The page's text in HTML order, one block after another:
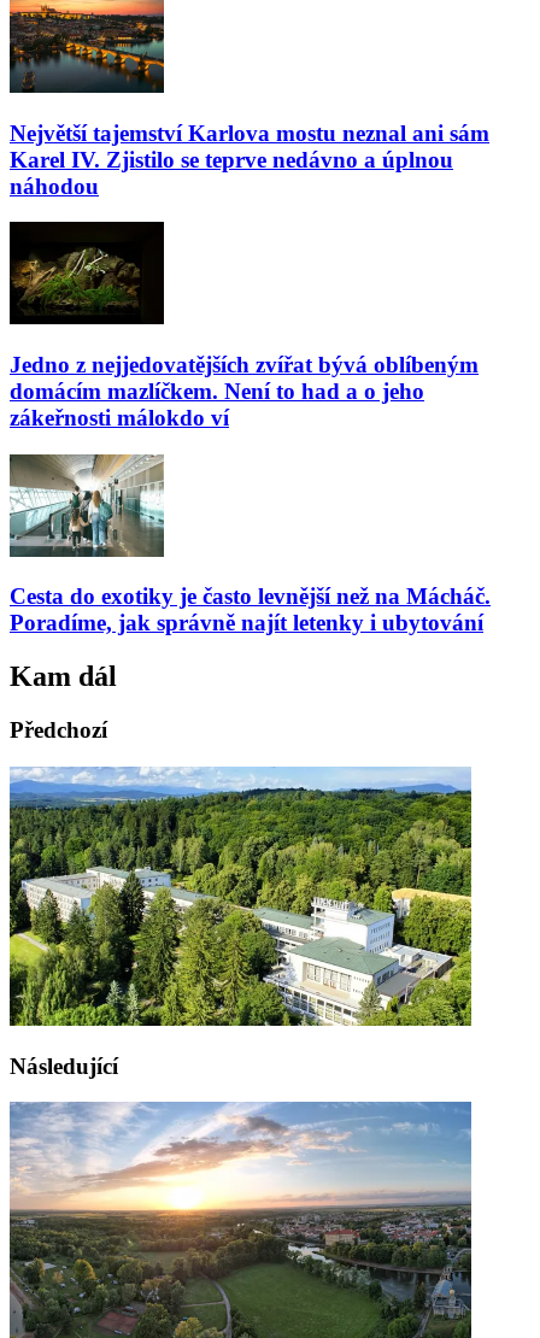
Největší tajemství Karlova mostu neznal ani sám
Karel IV. Zjistilo se teprve nedávno a úplnou
náhodou
Jedno z nejjedovatějších zvířat bývá oblíbeným
domácím mazlíčkem. Není to had a o jeho
zákeřnosti málokdo ví
Cesta do exotiky je často levnější než na Mácháč.
Poradíme, jak správně najít letenky i ubytování
Kam dál
Předchozí
Následující